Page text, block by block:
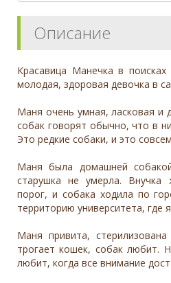
Описание
Красавица Манечка в
молодая, здоровая девочка в
Маня очень умная, ласковая и
собак говорят обычно, что в
Это редкие собаки, и это
Маня была домашней
старушка не умерла.
порог, и собака ходила по
территорию университета, где
Маня привита,
трогает кошек, собак любит.
любит, когда все внимание